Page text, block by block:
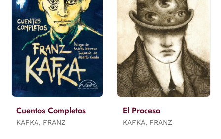
Cuentos Completos
KAFKA, FRANZ
El Proceso
KAFKA, FRANZ